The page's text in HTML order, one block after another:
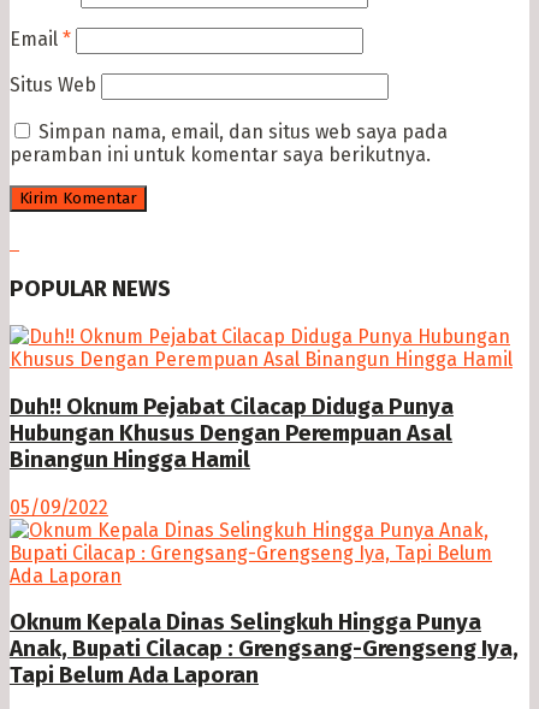
Email *
Situs Web
Simpan nama, email, dan situs web saya pada
peramban ini untuk komentar saya berikutnya.
POPULAR NEWS
Duh!! Oknum Pejabat Cilacap Diduga Punya
Hubungan Khusus Dengan Perempuan Asal
Binangun Hingga Hamil
05/09/2022
Oknum Kepala Dinas Selingkuh Hingga Punya
Anak, Bupati Cilacap : Grengsang-Grengseng Iya,
Tapi Belum Ada Laporan